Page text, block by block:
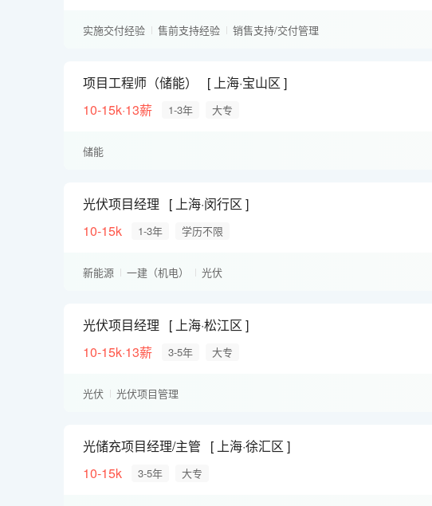
实施交付经验 售前支持经验 销售支持/交付管理
项目工程师（储能）
上海·宝山区
10-15k·13薪
1-3年 大专
储能
光伏项目经理
上海·闵行区
10-15k
1-3年 学历不限
新能源 一建（机电） 光伏
光伏项目经理
上海·松江区
10-15k·13薪
3-5年 大专
光伏 光伏项目管理
光储充项目经理/主管
上海·徐汇区
10-15k
3-5年 大专